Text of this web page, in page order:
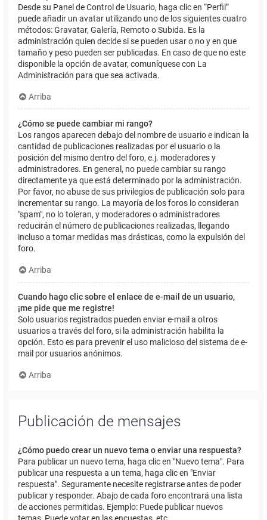
Desde su Panel de Control de Usuario, haga clic en “Perfil”
puede añadir un avatar utilizando uno de los siguientes cuatro
métodos: Gravatar, Galería, Remoto o Subida. Es la
administración quien decide si se pueden usar o no y en que
tamaño y peso pueden ser publicadas. En caso de que no este
disponible la opción de avatar, comuníquese con La
Administración para que sea activada.
Arriba
¿Cómo se puede cambiar mi rango?
Los rangos aparecen debajo del nombre de usuario e indican la
cantidad de publicaciones realizadas por el usuario o la
posición del mismo dentro del foro, e.j. moderadores y
administradores. En general, no puede cambiar su rango
directamente ya que está determinado por la administración.
Por favor, no abuse de sus privilegios de publicación solo para
incrementar su rango. La mayoría de los foros lo consideran
"spam", no lo toleran, y moderadores o administradores
reducirán el número de publicaciones realizadas, llegando
incluso a tomar medidas mas drásticas, como la expulsión del
foro.
Arriba
Cuando hago clic sobre el enlace de e-mail de un usuario,
¡me pide que me registre!
Solo usuarios registrados pueden enviar e-mail a otros
usuarios a través del foro, si la administración habilita la
opción. Esto es para prevenir el uso malicioso del sistema de e-
mail por usuarios anónimos.
Arriba
Publicación de mensajes
¿Cómo puedo crear un nuevo tema o enviar una respuesta?
Para publicar un nuevo tema, haga clic en "Nuevo tema". Para
publicar una respuesta a un tema, haga clic en "Enviar
respuesta". Seguramente necesite registrarse antes de poder
publicar y responder. Abajo de cada foro encontrará una lista
de acciones permitidas. Ejemplo: Puede publicar nuevos